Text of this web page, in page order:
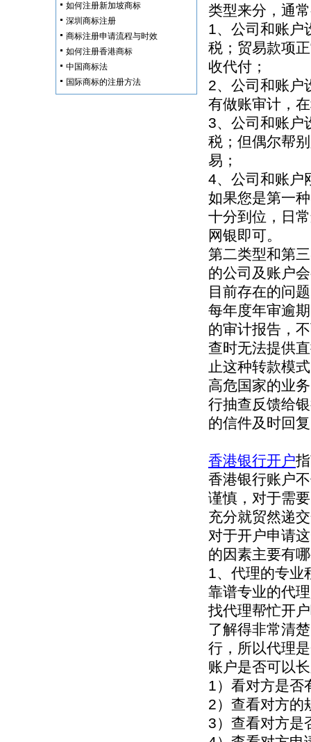
如何注册新加坡商标
深圳商标注册
商标注册申请流程与时效
如何注册香港商标
中国商标法
国际商标的注册方法
类型来分，通
1、公司和账户
税；贸易款项
收代付；
2、公司和账户
有做账审计，
3、公司和账户
税；但偶尔帮
易；
4、公司和账户
如果您是第一
十分到位，日
网银即可。
第二类型和第
的公司及账户
目前存在的问
每年度年审逾
的审计报告，
查时无法提供
止这种转款模
高危国家的业
行抽查反馈给
的信件及时回
香港银行开户
香港银行账户
谨慎，对于需
充分就贸然递
对于开户申请
的因素主要有
1、代理的专业
靠谱专业的代
找代理帮忙开
了解得非常清
行，所以代理
账户是否可以
1）看对方是否
2）查看对方的
3）查看对方是